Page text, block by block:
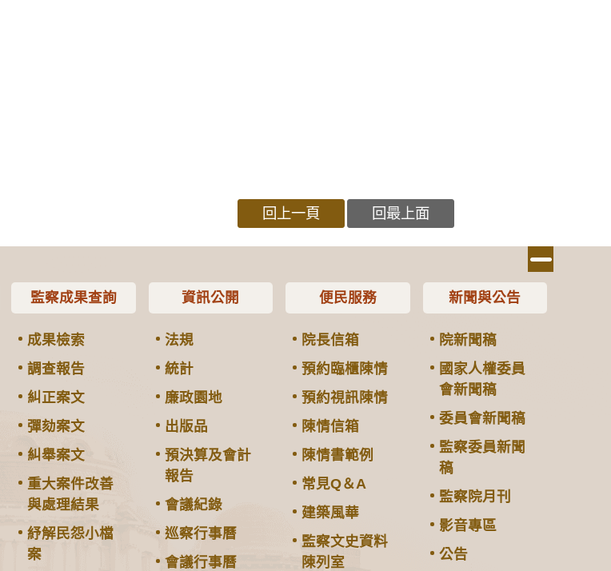
回上一頁 回最上面
監察成果查詢
成果檢索
調查報告
糾正案文
彈劾案文
糾舉案文
重大案件改善
與處理結果
紓解民怨小檔
案
資訊公開
法規
統計
廉政園地
出版品
預決算及會計
報告
會議紀錄
巡察行事曆
會議行事曆
便民服務
院長信箱
預約臨櫃陳情
預約視訊陳情
陳情信箱
陳情書範例
常見Q＆A
建築風華
監察文史資料
陳列室
新聞與公告
院新聞稿
國家人權委員
會新聞稿
委員會新聞稿
監察委員新聞
稿
監察院月刊
影音專區
公告